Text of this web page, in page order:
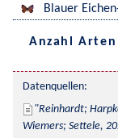
Blauer
Anzahl Arten
Datenquellen:
Reinhardt;
Wiemers; Settele,